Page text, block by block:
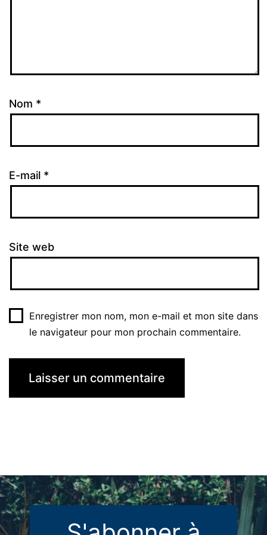
Nom *
E-mail *
Site web
Enregistrer mon nom, mon e-mail et mon site dans
le navigateur pour mon prochain commentaire.